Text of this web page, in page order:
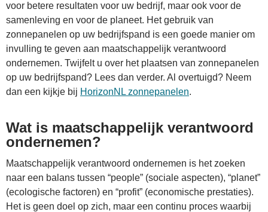
voor betere resultaten voor uw bedrijf, maar ook voor de
samenleving en voor de planeet. Het gebruik van
zonnepanelen op uw bedrijfspand is een goede manier om
invulling te geven aan maatschappelijk verantwoord
ondernemen. Twijfelt u over het plaatsen van zonnepanelen
op uw bedrijfspand? Lees dan verder. Al overtuigd? Neem
dan een kijkje bij HorizonNL zonnepanelen.
Wat is maatschappelijk verantwoord
ondernemen?
Maatschappelijk verantwoord ondernemen is het zoeken
naar een balans tussen “people” (sociale aspecten), “planet”
(ecologische factoren) en “profit” (economische prestaties).
Het is geen doel op zich, maar een continu proces waarbij